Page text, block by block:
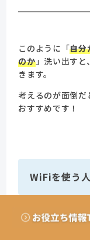
このように「自分
のか」洗い出すと
きます。
考えるのが面倒
おすすめです！
WiFiを使う